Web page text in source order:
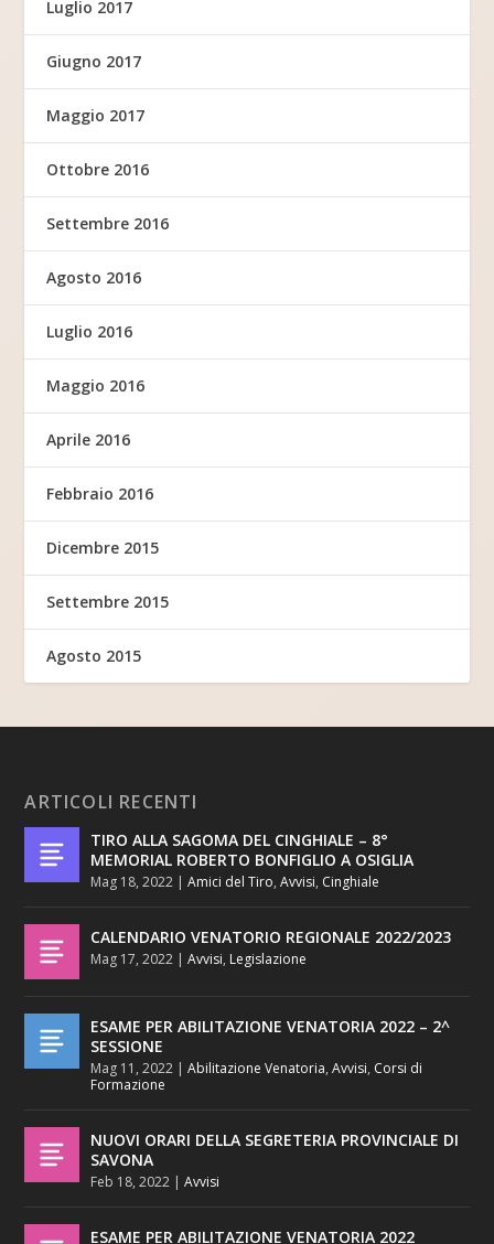
Luglio 2017
Giugno 2017
Maggio 2017
Ottobre 2016
Settembre 2016
Agosto 2016
Luglio 2016
Maggio 2016
Aprile 2016
Febbraio 2016
Dicembre 2015
Settembre 2015
Agosto 2015
ARTICOLI RECENTI
TIRO ALLA SAGOMA DEL CINGHIALE – 8°
MEMORIAL ROBERTO BONFIGLIO A OSIGLIA
Mag 18, 2022 |Amici del Tiro,Avvisi, Cinghiale
CALENDARIO VENATORIO REGIONALE 2022/2023
Mag 17, 2022 |Avvisi, Legislazione
ESAME PER ABILITAZIONE VENATORIA 2022 – 2^
SESSIONE
Mag 11, 2022 |Abilitazione Venatoria,Avvisi, Corsi di
Formazione
NUOVI ORARI DELLA SEGRETERIA PROVINCIALE DI
SAVONA
Feb 18, 2022 |Avvisi
ESAME PER ABILITAZIONE VENATORIA 2022